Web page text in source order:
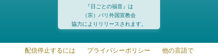
『日ごとの福音』は
（宗）パリ外国宣教会
協力によりリリースされます。
配信停止するには プライバシーポリシー 他の言語で